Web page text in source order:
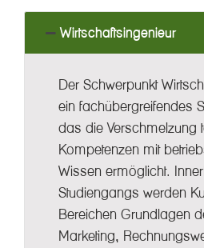
Wirtschaftsingenieur
Der Schwerpunkt
ein fachübergreifendes
das die Verschmelzung
Kompetenzen mit
Wissen ermöglicht.
Studiengangs werden
Bereichen Grundlagen
Marketing,